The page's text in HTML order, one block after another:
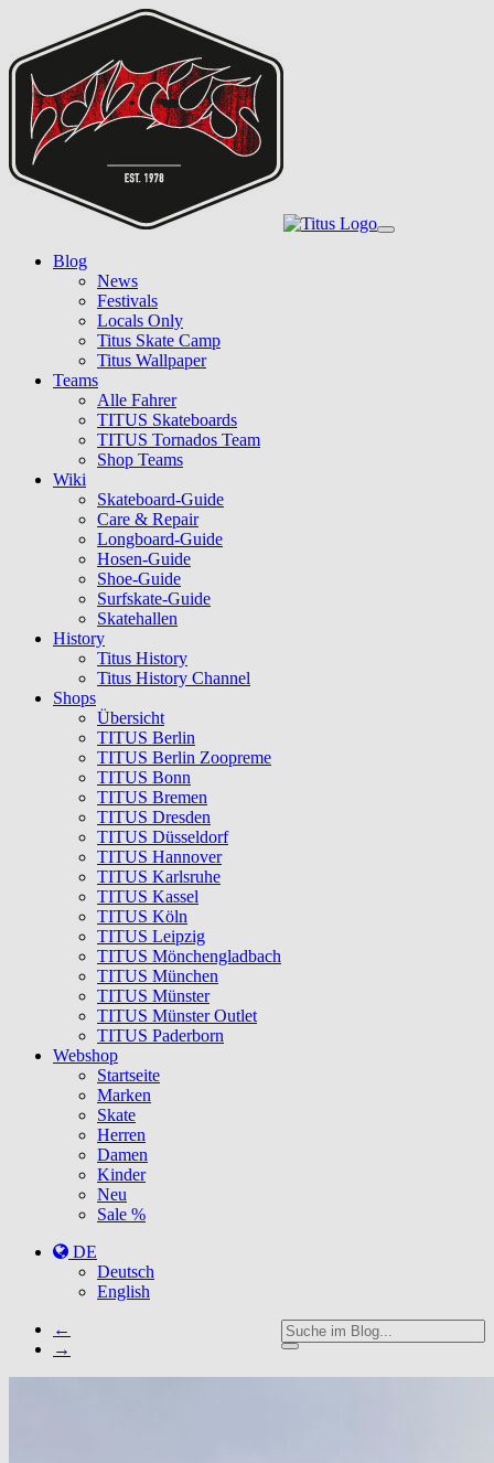
main
content
Toggle
Blog
News
Festivals
Locals Only
Titus Skate Camp
Titus Wallpaper
Teams
Alle Fahrer
TITUS Skateboards
TITUS Tornados Team
Shop Teams
Wiki
Skateboard-Guide
Care & Repair
Longboard-Guide
Hosen-Guide
Shoe-Guide
Surfskate-Guide
Skatehallen
History
Titus History
Titus History Channel
Shops
Übersicht
TITUS Berlin
TITUS Berlin Zoopreme
TITUS Bonn
TITUS Bremen
TITUS Dresden
TITUS Düsseldorf
TITUS Hannover
TITUS Karlsruhe
TITUS Kassel
TITUS Köln
TITUS Leipzig
TITUS Mönchengladbach
TITUS München
TITUS Münster
TITUS Münster Outlet
TITUS Paderborn
Webshop
Startseite
Marken
Skate
Herren
Damen
Kinder
Neu
Sale %
DE
Deutsch
English
←
→